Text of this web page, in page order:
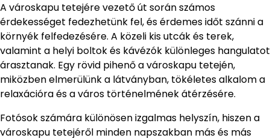
A városkapu tetejére vezető út során számos
érdekességet fedezhetünk fel, és érdemes időt szánni a
környék felfedezésére. A közeli kis utcák és terek,
valamint a helyi boltok és kávézók különleges hangulatot
árasztanak. Egy rövid pihenő a városkapu tetején,
miközben elmerülünk a látványban, tökéletes alkalom a
relaxációra és a város történelmének átérzésére.
Fotósok számára különösen izgalmas helyszín, hiszen a
városkapu tetejéről minden napszakban más és más